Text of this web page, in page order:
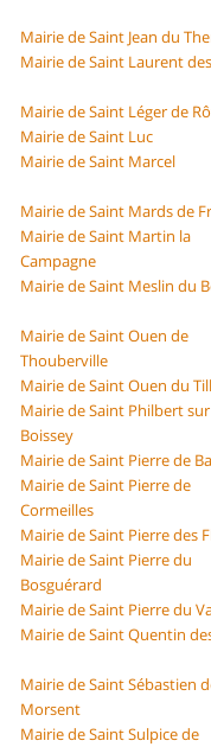
Mairie de Saint Jean du
Mairie de Saint Laurent
Mairie de Saint Léger de
Mairie de Saint Luc
Mairie de Saint Marcel
Mairie de Saint Mards de
Mairie de Saint Martin la
Campagne
Mairie de Saint Meslin du
Mairie de Saint Ouen de
Thouberville
Mairie de Saint Ouen du
Mairie de Saint Philbert sur
Boissey
Mairie de Saint Pierre de
Mairie de Saint Pierre de
Cormeilles
Mairie de Saint Pierre des
Mairie de Saint Pierre du
Bosguérard
Mairie de Saint Pierre du
Mairie de Saint Quentin
Mairie de Saint Sébastien
Morsent
Mairie de Saint Sulpice de